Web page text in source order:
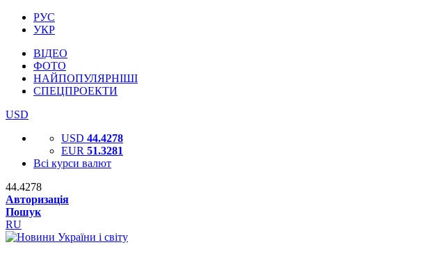
РУС
УКР
ВІДЕО
ФОТО
НАЙПОПУЛЯРНІШІ
СПЕЦПРОЕКТИ
USD
USD 44.4278
EUR 51.3281
Всі курси валют
44.4278
Авторизація
Пошук
RU